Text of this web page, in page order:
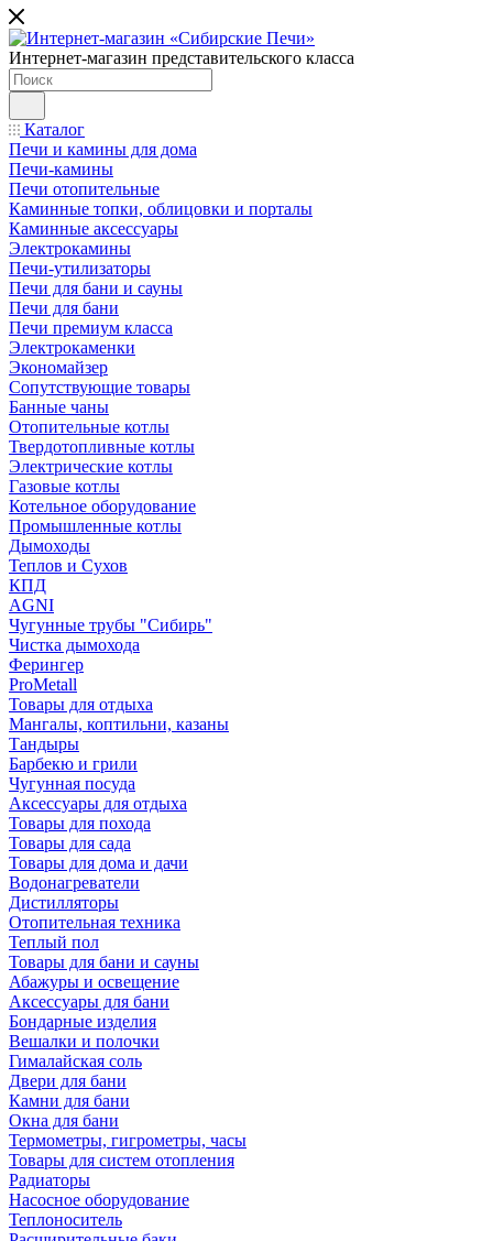
Интернет-магазин представительского класса
Каталог
Печи и камины для дома
Печи-камины
Печи отопительные
Каминные топки, облицовки и порталы
Каминные аксессуары
Электрокамины
Печи-утилизаторы
Печи для бани и сауны
Печи для бани
Печи премиум класса
Электрокаменки
Экономайзер
Сопутствующие товары
Банные чаны
Отопительные котлы
Твердотопливные котлы
Электрические котлы
Газовые котлы
Котельное оборудование
Промышленные котлы
Дымоходы
Теплов и Сухов
КПД
AGNI
Чугунные трубы "Сибирь"
Чистка дымохода
Ферингер
ProMetall
Товары для отдыха
Мангалы, коптильни, казаны
Тандыры
Барбекю и грили
Чугунная посуда
Аксессуары для отдыха
Товары для похода
Товары для сада
Товары для дома и дачи
Водонагреватели
Дистилляторы
Отопительная техника
Теплый пол
Товары для бани и сауны
Абажуры и освещение
Аксессуары для бани
Бондарные изделия
Вешалки и полочки
Гималайская соль
Двери для бани
Камни для бани
Окна для бани
Термометры, гигрометры, часы
Товары для систем отопления
Радиаторы
Насосное оборудование
Теплоноситель